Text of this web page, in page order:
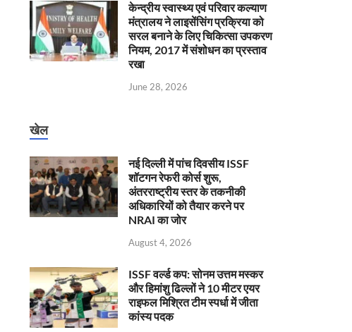
केन्‍द्रीय स्वास्थ्य एवं परिवार कल्याण
मंत्रालय ने लाइसेंसिंग प्रक्रिया को
सरल बनाने के लिए चिकित्सा उपकरण
नियम, 2017 में संशोधन का प्रस्ताव
रखा
June 28, 2026
खेल
नई दिल्ली में पांच दिवसीय ISSF
शॉटगन रेफरी कोर्स शुरू,
अंतरराष्ट्रीय स्तर के तकनीकी
अधिकारियों को तैयार करने पर
NRAI का जोर
August 4, 2026
ISSF वर्ल्ड कप: सोनम उत्तम मस्कर
और हिमांशु ढिल्लों ने 10 मीटर एयर
राइफल मिश्रित टीम स्पर्धा में जीता
कांस्य पदक